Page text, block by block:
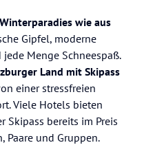
wie aus
Gipfel, moderne
Menge Schneespaß.
Land mit Skipass
einer stressfreien
Viele Hotels bieten
Skipass bereits im Preis
und Gruppen.